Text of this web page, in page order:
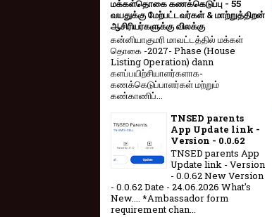
மக்கள்தொகை கணக்கெடுப்பு - 55
வயதுக்கு மேற்பட்டவர்கள் & மாற்றுத்திறன்
ஆசிரியர்களுக்கு விலக்கு
கன்னியாகுமரி மாவட்டத்தில் மக்கள்
தொகை -2027- Phase (House
Listing Operation) dann
களப்பயிற்சியாளர்களாக-
கணக்கெடுப்பாளர்கள் மற்றும்
கண்காணிப்...
TNSED parents
App Update link -
Version - 0.0.62
TNSED parents App
Update link - Version
- 0.0.62 New Version
- 0.0.62 Date - 24.06.2026 What's
New.... *Ambassador form
requirement chan...